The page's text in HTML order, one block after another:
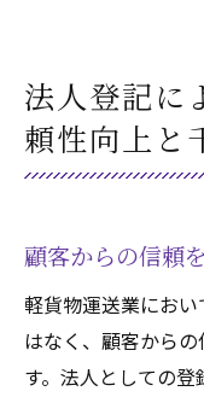
法人登記に
頼性向上と
顧客からの信頼
軽貨物運送業にお
はなく、顧客から
す。法人としての